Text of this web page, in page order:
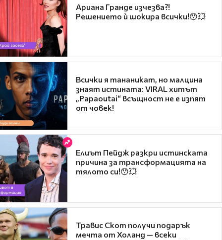
Ариана Гранде изчезва?!
Решението ѝ шокира всички!😯💥
Всички я тананикат, но малцина
знаят истината: VIRAL хитът
„Papaoutai“ всъщност не е изпят
от човек!
Елиът Пейдж разкри истинската
причина за трансформацията на
тялото си!😯💥
Травис Скот получи подарък
мечта от Холанд — всеки